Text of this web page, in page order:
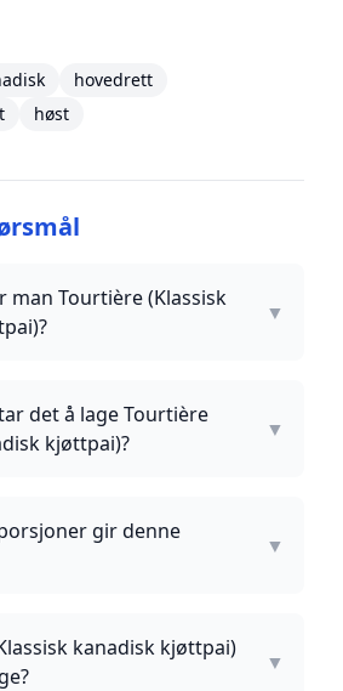
hovedrett
høst
man Tourtière (Klassisk
▼
det å lage Tourtière
kjøttpai)?
▼
gir denne
▼
kanadisk kjøttpai)
▼